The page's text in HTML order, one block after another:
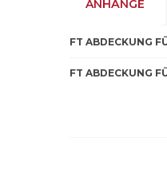
ANHÄNGE
FT ABDECKUNG
FT ABDECKUNG